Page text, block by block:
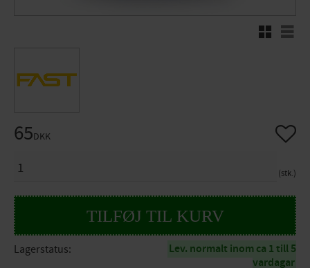
RutenettListe
65DKK
stk.
Gem
Lagerstatus
Lev. normalt inom ca 1 till 5
vardagar